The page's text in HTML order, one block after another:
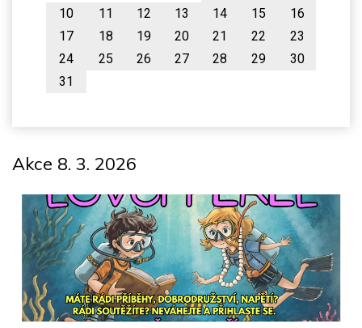
10
11 12 13 14 15
16
17
18 19 20 21 22
23
24
25 26 27 28 29
30
31
Akce 8. 3. 2026